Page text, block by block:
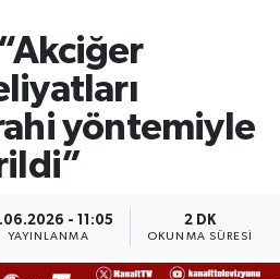
yöntemiyle
- 11:05
YAYINLANMA
2 DK
OKUNMA SÜRESI